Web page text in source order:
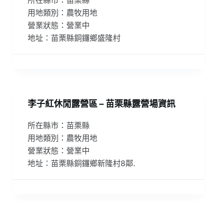
用地類別：農牧用地
營業狀態：營業中
地址：苗栗縣銅鑼鄉盛隆村
李子紅休閒露營區 – 苗栗縣露營場資訊
所在縣市：苗栗縣
用地類別：農牧用地
營業狀態：營業中
地址：苗栗縣銅鑼鄉新隆村8鄰.